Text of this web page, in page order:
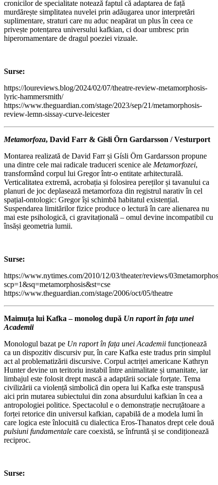
cronicilor de specialitate notează faptul că adaptarea de față
murdărește simplitatea nuvelei prin adăugarea unor interpretări
suplimentare, straturi care nu aduc neapărat un plus în ceea ce
privește potențarea universului kafkian, ci doar umbresc prin
hiperornamentare de dragul poeziei vizuale.
Surse:
https://loureviews.blog/2024/02/07/theatre-review-metamorphosis-
lyric-hammersmith/
https://www.theguardian.com/stage/2023/sep/21/metamorphosis-
review-lemn-sissay-curve-leicester
Metamorfoza, David Farr & Gísli Örn Gardarsson / Vesturport
Montarea realizată de David Farr și Gísli Örn Gardarsson propune
una dintre cele mai radicale traduceri scenice ale Metamorfozei,
transformând corpul lui Gregor într-o entitate arhitecturală.
Verticalitatea extremă, acrobația și folosirea pereților și tavanului ca
planuri de joc deplasează metamorfoza din registrul narativ în cel
spațial-ontologic: Gregor își schimbă habitatul existențial.
Suspendarea limitărilor fizice produce o lectură în care alienarea nu
mai este psihologică, ci gravitațională – omul devine incompatibil cu
însăși geometria lumii.
Surse:
https://www.nytimes.com/2010/12/03/theater/reviews/
scp=1&sq=metamorphosis&st=cse
https://www.theguardian.com/stage/2006/oct/05/theatre
Maimuța lui Kafka – monolog după Un raport în fața unei
Academii
Monologul bazat pe Un raport în fața unei Academii funcționează
ca un dispozitiv discursiv pur, în care Kafka este tradus prin simplul
act al problematizării discursive. Corpul actriței americane Kathryn
Hunter devine un teritoriu instabil între animalitate și umanitate, iar
limbajul este folosit drept mască a adaptării sociale forțate. Tema
civilizării ca violență simbolică din opera lui Kafka este transpusă
aici prin mutarea subiectului din zona absurdului kafkian în cea a
antropologiei politice. Spectacolul e o demonstrație necruțătoare a
forței retorice din universul kafkian, capabilă de a modela lumi în
care logica este înlocuită cu dialectica Eros-Thanatos drept cele două
pulsiuni fundamentale care coexistă, se înfruntă și se condiționează
reciproc.
Surse: